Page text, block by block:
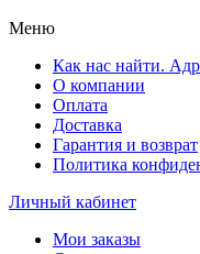
Меню
Как нас найти.
О компании
Оплата
Доставка
Гарантия и возврат
Политика
Личный кабинет
Мои заказы